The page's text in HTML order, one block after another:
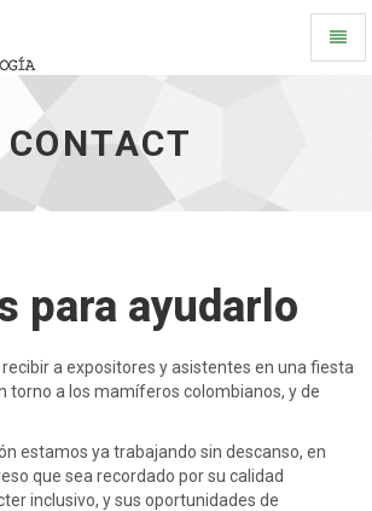
CONTACT
para ayudarlo
a expositores y asistentes en una fiesta
torno a los mamíferos colombianos, y de
estamos ya trabajando sin descanso, en
que sea recordado por su calidad
inclusivo, y sus oportunidades de